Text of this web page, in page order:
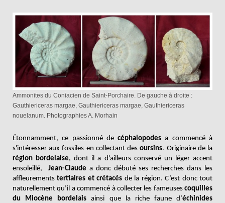
Ammonites du Coniacien de Saint-Porchaire. De gauche à droite :
Gauthiericeras margae, Gauthiericeras margae, Gauthiericeras
nouelanum. Photographies A. Morhain
Étonnamment, ce passionné decéphalopodes a commencé à
s'intéresser aux fossiles en collectant desoursins. Originaire de la
région bordelaise, dont il a d'ailleurs conservé un léger accent
ensoleillé, Jean-Claude a donc débuté ses recherches dans les
affleurementstertiaires et crétacés de la région. C’est donc tout
naturellement qu’il a commencé à collecter les fameuses coquilles
du Miocène bordelais ainsi que la riche faune d’échinides